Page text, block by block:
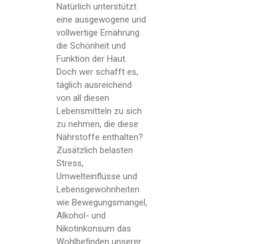
Natürlich unterstützt
eine ausgewogene und
vollwertige Ernährung
die Schönheit und
Funktion der Haut.
Doch wer schafft es,
täglich ausreichend
von all diesen
Lebensmitteln zu sich
zu nehmen, die diese
Nährstoffe enthalten?
Zusätzlich belasten
Stress,
Umwelteinflüsse und
Lebensgewohnheiten
wie Bewegungsmangel,
Alkohol- und
Nikotinkonsum das
Wohlbefinden unserer